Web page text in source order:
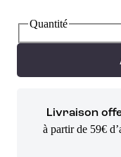
Quantité
Livraison
à partir de 59€